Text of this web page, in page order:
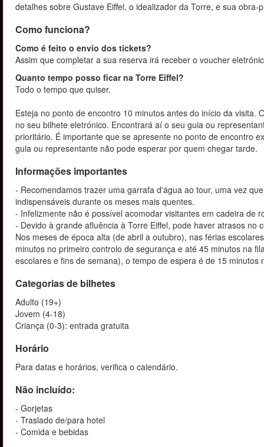
detalhes sobre Gustave Eiffel, o idealizador da Torre, e sua obra-
Como funciona?
Como é feito o envio dos tickets?
Assim que completar a sua reserva irá receber o voucher
Quanto tempo posso ficar na Torre Eiffel?
Todo o tempo que quiser.
Esteja no ponto de encontro 10 minutos antes do início da visita.
no seu bilhete eletrónico. Encontrará aí o seu guia ou
prioritário. É importante que se apresente no ponto de encontro
guia ou representante não pode esperar por quem chegar tarde.
Informações importantes
- Recomendamos trazer uma garrafa d'água ao tour, uma vez
indispensáveis durante os meses mais quentes.
- Infelizmente não é possível acomodar visitantes em cadeira de
- Devido à grande afluência à Torre Eiffel, pode haver atrasos
Nos meses de época alta (de abril a outubro), nas férias
minutos no primeiro controlo de segurança e até 45 minutos na
escolares e fins de semana), o tempo de espera é de 15
Categorias de bilhetes
Adulto (19+)
Jovem (4-18)
Criança (0-3): entrada gratuita
Horário
Para datas e horários, verifica o calendário.
Não incluído:
- Gorjetas
- Traslado de/para hotel
- Comida e bebidas